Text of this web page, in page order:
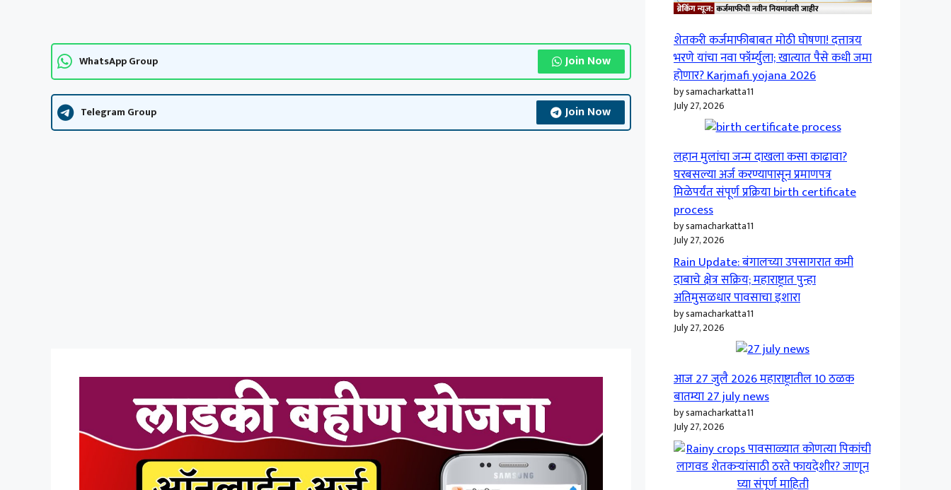
WhatsApp Group Join Now
Telegram Group Join Now
शेतकरी कर्जमाफीबाबत मोठी घोषणा! दत्तात्रय
भरणे यांचा नवा फॉर्म्युला; खात्यात पैसे कधी जमा
होणार? Karjmafi yojana 2026
by samacharkatta11
July 27, 2026
लहान मुलांचा जन्म दाखला कसा काढावा?
घरबसल्या अर्ज करण्यापासून प्रमाणपत्र
मिळेपर्यंत संपूर्ण प्रक्रिया birth certificate
process
by samacharkatta11
July 27, 2026
Rain Update: बंगालच्या उपसागरात कमी
दाबाचे क्षेत्र सक्रिय; महाराष्ट्रात पुन्हा
अतिमुसळधार पावसाचा इशारा
by samacharkatta11
July 27, 2026
आज 27 जुलै 2026 महाराष्ट्रातील 10 ठळक
बातम्या 27 july news
by samacharkatta11
July 27, 2026